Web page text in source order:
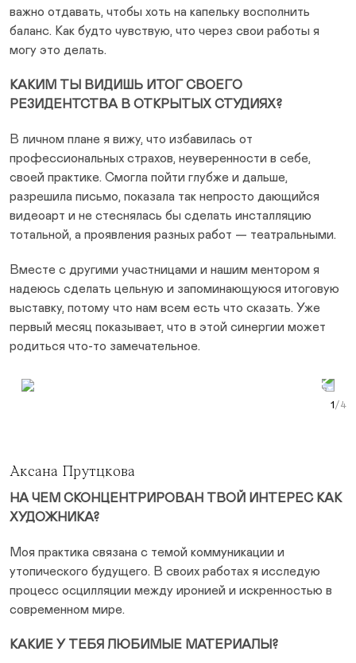
важно отдавать, чтобы хоть на капельку восполнить
баланс. Как будто чувствую, что через свои работы я
могу это делать.
КАКИМ ТЫ ВИДИШЬ ИТОГ СВОЕГО
РЕЗИДЕНТСТВА В ОТКРЫТЫХ СТУДИЯХ?
В личном плане я вижу, что избавилась от
профессиональных страхов, неуверенности в себе,
своей практике. Смогла пойти глубже и дальше,
разрешила письмо, показала так непросто дающийся
видеоарт и не стеснялась бы сделать инсталляцию
тотальной, а проявления разных работ — театральными.
Вместе с другими участницами и нашим ментором я
надеюсь сделать цельную и запоминающуюся итоговую
выставку, потому что нам всем есть что сказать. Уже
первый месяц показывает, что в этой синергии может
родиться что-то замечательное.
Next Slide
Аксана Прутцкова
НА ЧЕМ СКОНЦЕНТРИРОВАН ТВОЙ ИНТЕРЕС КАК
ХУДОЖНИКА?
Моя практика связана с темой коммуникации и
утопического будущего. В своих работах я исследую
процесс осцилляции между иронией и искренностью в
современном мире.
КАКИЕ У ТЕБЯ ЛЮБИМЫЕ МАТЕРИАЛЫ?